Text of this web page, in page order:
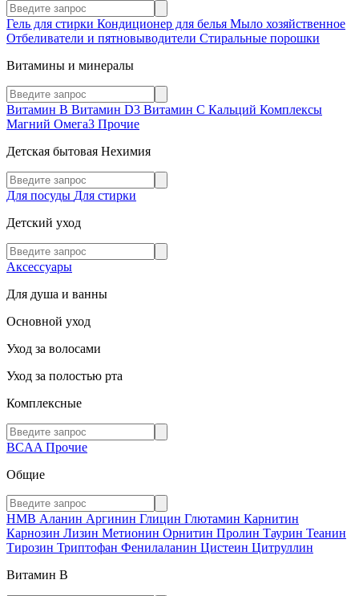
Гель для стирки Кондиционер для белья Мыло хозяйственное
Отбеливатели и пятновыводители Стиральные порошки
Витамины и минералы
Витамин В Витамин D3 Витамин С Кальций Комплексы
Магний Омега3 Прочие
Детская бытовая Нехимия
Для посуды Для стирки
Детский уход
Аксессуары
Для душа и ванны
Основной уход
Уход за волосами
Уход за полостью рта
Комплексные
BCAA Прочие
Общие
HMB Аланин Аргинин Глицин Глютамин Карнитин
Карнозин Лизин Метионин Орнитин Пролин Таурин Теанин
Тирозин Триптофан Фенилаланин Цистеин Цитруллин
Витамин В